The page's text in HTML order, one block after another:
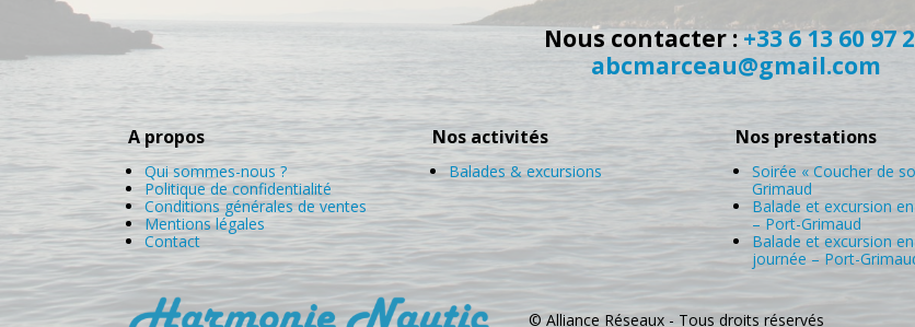
Nous contacter :+33 6 13 60 97
abcmarceau@gmail.com
A propos
Qui sommes-nous ?
Politique de confidentialité
Conditions générales de ventes
Mentions légales
Contact
Nos activités
Balades & excursions
Nos prestations
Soirée « Coucher de
Grimaud
Balade et excursion
– Port-Grimaud
Balade et excursion
journée – Port-
© Alliance Réseaux - Tous droits réservés